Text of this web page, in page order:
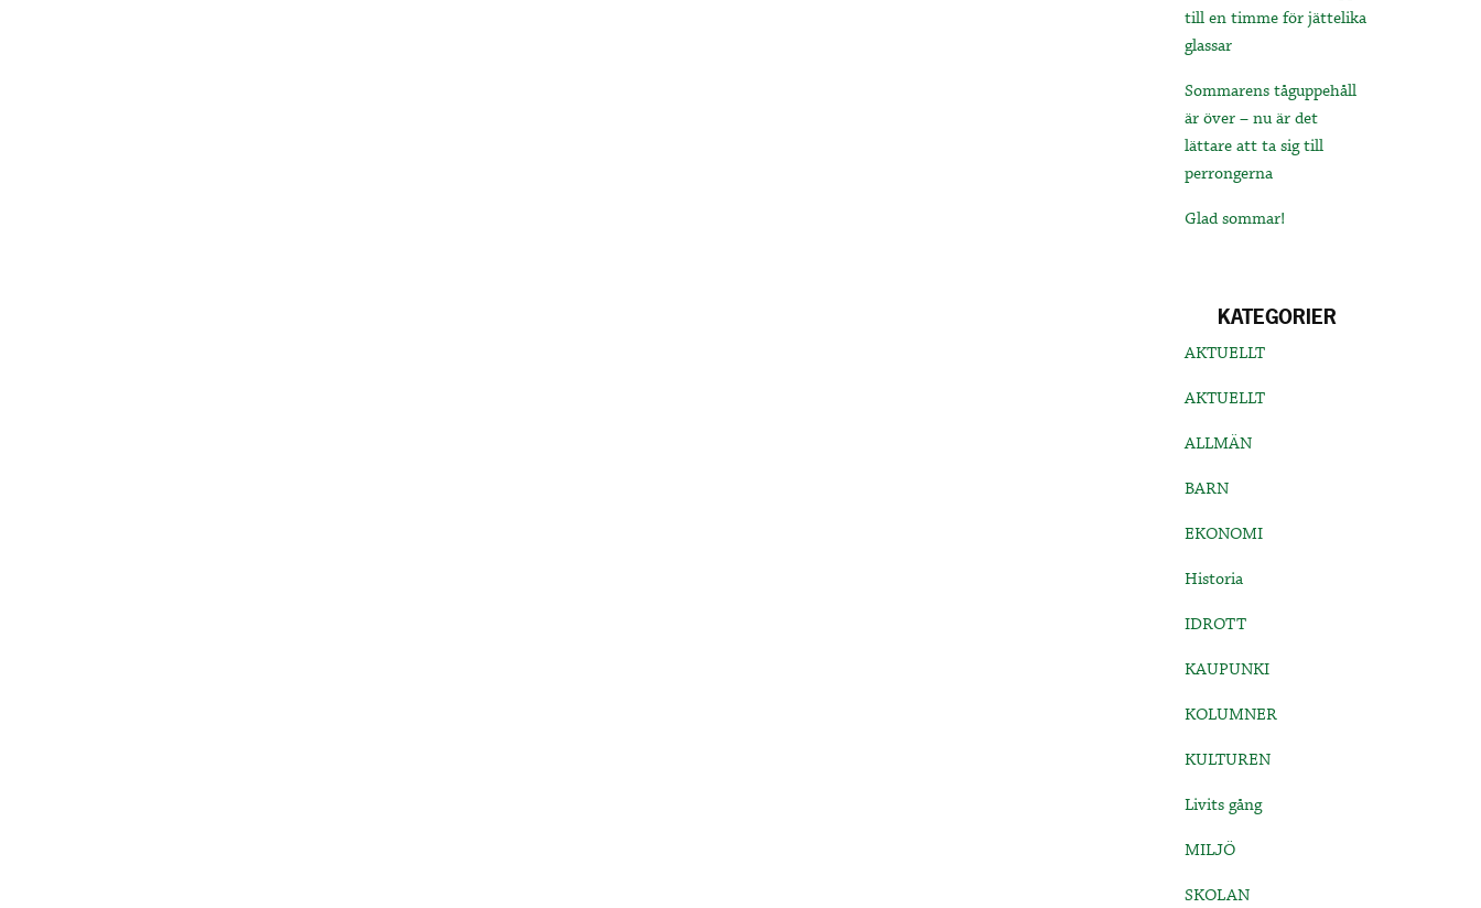
till en timme för jättelika
glassar
Sommarens tåguppehåll
är över – nu är det
lättare att ta sig till
perrongerna
Glad sommar!
KATEGORIER
AKTUELLT
AKTUELLT
ALLMÄN
BARN
EKONOMI
Historia
IDROTT
KAUPUNKI
KOLUMNER
KULTUREN
Livits gång
MILJÖ
SKOLAN